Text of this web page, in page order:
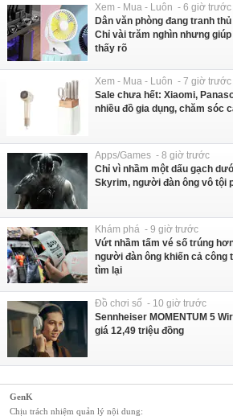
Xem - Mua - Luôn - 6 giờ trước
Dân văn phòng đang tranh
Chỉ vài trăm nghìn nhưng
thấy rõ
Xem - Mua - Luôn - 7 giờ trước
Sale chưa hết: Xiaomi,
nhiều đồ gia dụng, chăm sóc
Apps/Games - 8 giờ trước
Chỉ vì nhầm một dấu gạch
Skyrim, người đàn ông vô tội
Khám phá - 9 giờ trước
Vứt nhầm tấm vé số trúng
người đàn ông khiến cả công
tìm lại
Đồ chơi số - 10 giờ trước
Sennheiser MOMENTUM 5
giá 12,49 triệu đồng
GenK
Chịu trách nhiệm quản lý nội dung: